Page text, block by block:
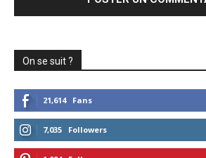
On se suit ?
21,614 Fans
7,035 Followers